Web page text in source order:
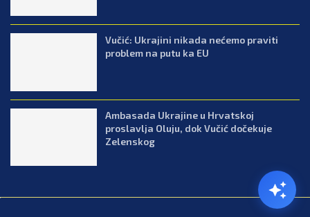
Vučić: Ukrajini nikada nećemo praviti
problem na putu ka EU
Ambasada Ukrajine u Hrvatskoj
proslavlja Oluju, dok Vučić dočekuje
Zelenskog